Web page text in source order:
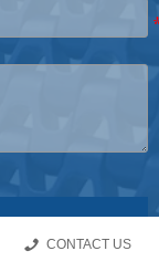
 CONTACT US